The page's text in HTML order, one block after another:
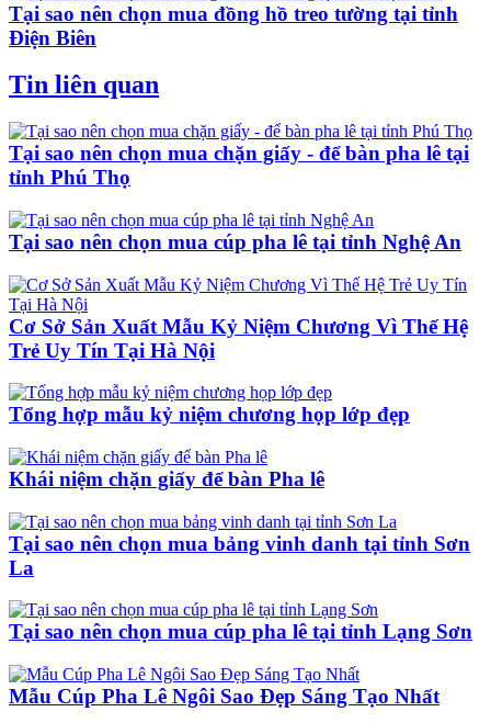
Tại sao nên chọn mua đồng hồ treo tường tại tỉnh
Điện Biên
Tin liên quan
Tại sao nên chọn mua chặn giấy - để bàn pha lê tại
tỉnh Phú Thọ
Tại sao nên chọn mua cúp pha lê tại tỉnh Nghệ An
Cơ Sở Sản Xuất Mẫu Kỷ Niệm Chương Vì Thế Hệ
Trẻ Uy Tín Tại Hà Nội
Tổng hợp mẫu kỷ niệm chương họp lớp đẹp
Khái niệm chặn giấy để bàn Pha lê
Tại sao nên chọn mua bảng vinh danh tại tỉnh Sơn
La
Tại sao nên chọn mua cúp pha lê tại tỉnh Lạng Sơn
Mẫu Cúp Pha Lê Ngôi Sao Đẹp Sáng Tạo Nhất